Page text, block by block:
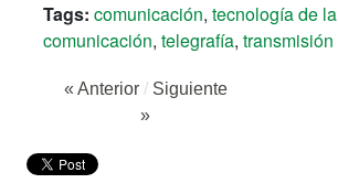
Tags: comunicación, tecnología de la
comunicación, telegrafía, transmisión
« Anterior / Siguiente
»